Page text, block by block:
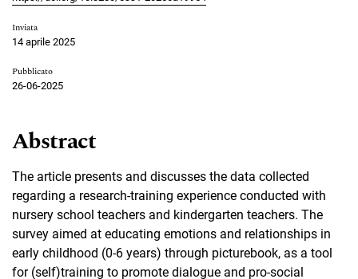
Inviata
14 aprile 2025
Pubblicato
26-06-2025
Abstract
The article presents and discusses the data collected
regarding a research-training experience conducted with
nursery school teachers and kindergarten teachers. The
survey aimed at educating emotions and relationships in
early childhood (0-6 years) through picturebook, as a tool
for (self)training to promote dialogue and pro-social